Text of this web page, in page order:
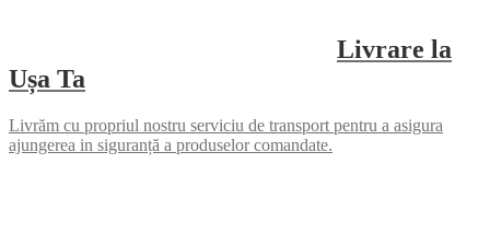
Livrare la
Ușa Ta
Livrăm cu propriul nostru serviciu de transport pentru a asigura
ajungerea in siguranță a produselor comandate.